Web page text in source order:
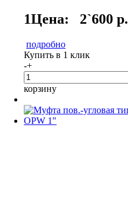
1Цена: 2`600 р.
подробно
Купить в 1 клик
-+
корзину